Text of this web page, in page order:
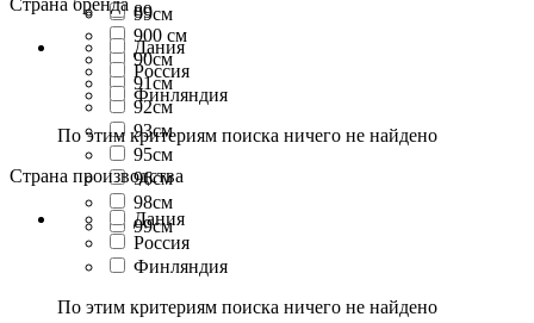
99см
89
900 см
90см
91см
92см
93см
95см
96см
98см
99см
Страна бренда
Дания
Россия
Финляндия
По этим критериям поиска ничего не найдено
Страна производства
Дания
Россия
Финляндия
По этим критериям поиска ничего не найдено